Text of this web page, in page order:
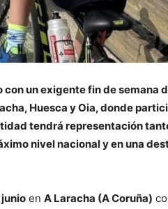
con un exigente fin de semana
Huesca y Oia, donde
tendrá representación
nivel nacional y en una
en A Laracha (A Coruña)